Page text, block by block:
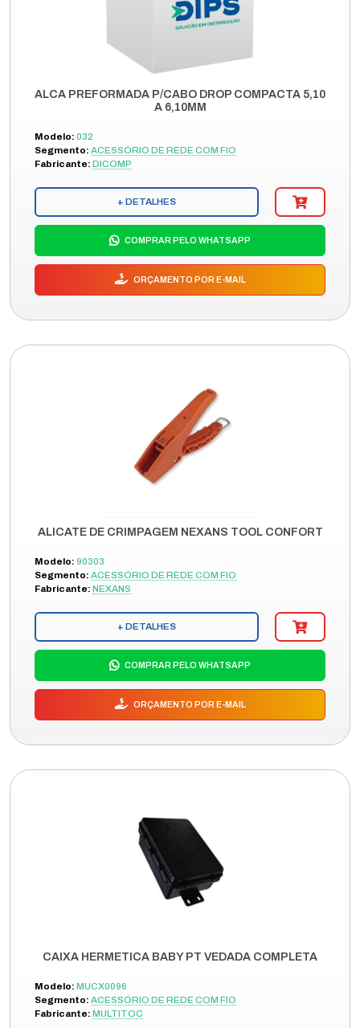
ALCA PREFORMADA P/CABO DROP COMPACTA 5,10
A 6,10MM
Modelo: 032
Segmento: ACESSÓRIO DE REDE COM FIO
Fabricante: DICOMP
+ DETALHES
COMPRAR PELO WHATSAPP
ORÇAMENTO POR E-MAIL
ALICATE DE CRIMPAGEM NEXANS TOOL CONFORT
Modelo: 90303
Segmento: ACESSÓRIO DE REDE COM FIO
Fabricante: NEXANS
+ DETALHES
COMPRAR PELO WHATSAPP
ORÇAMENTO POR E-MAIL
CAIXA HERMETICA BABY PT VEDADA COMPLETA
Modelo: MUCX0096
Segmento: ACESSÓRIO DE REDE COM FIO
Fabricante: MULTITOC